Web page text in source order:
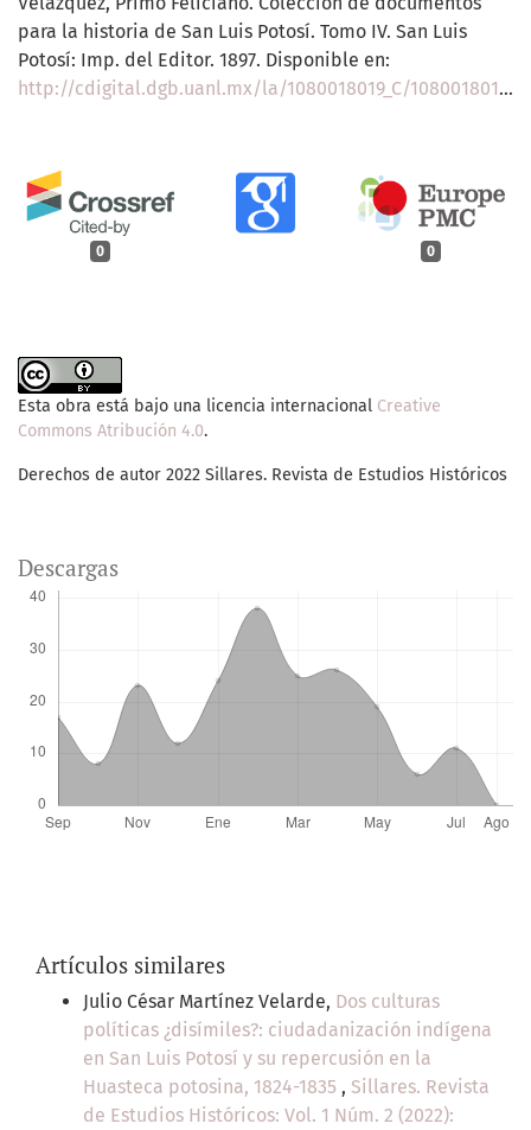
0 0
para la historia de San Luis Potosí. Tomo IV. San Luis
Potosí: Imp. del Editor. 1897. Disponible en:
http://cdigital.dgb.uanl.mx/la/1080018019_C/1080018019_C.html#sthash.o9V0Liao.dpuf
Esta obra está bajo una licencia internacional Creative
Commons Atribución 4.0.
Derechos de autor 2022 Sillares. Revista de Estudios Históricos
Descargas
Artículos similares
Julio César Martínez Velarde, Dos culturas
políticas ¿disímiles?: ciudadanización indígena
en San Luis Potosí y su repercusión en la
Huasteca potosina, 1824-1835 , Sillares. Revista
de Estudios Históricos: Vol. 1 Núm. 2 (2022):